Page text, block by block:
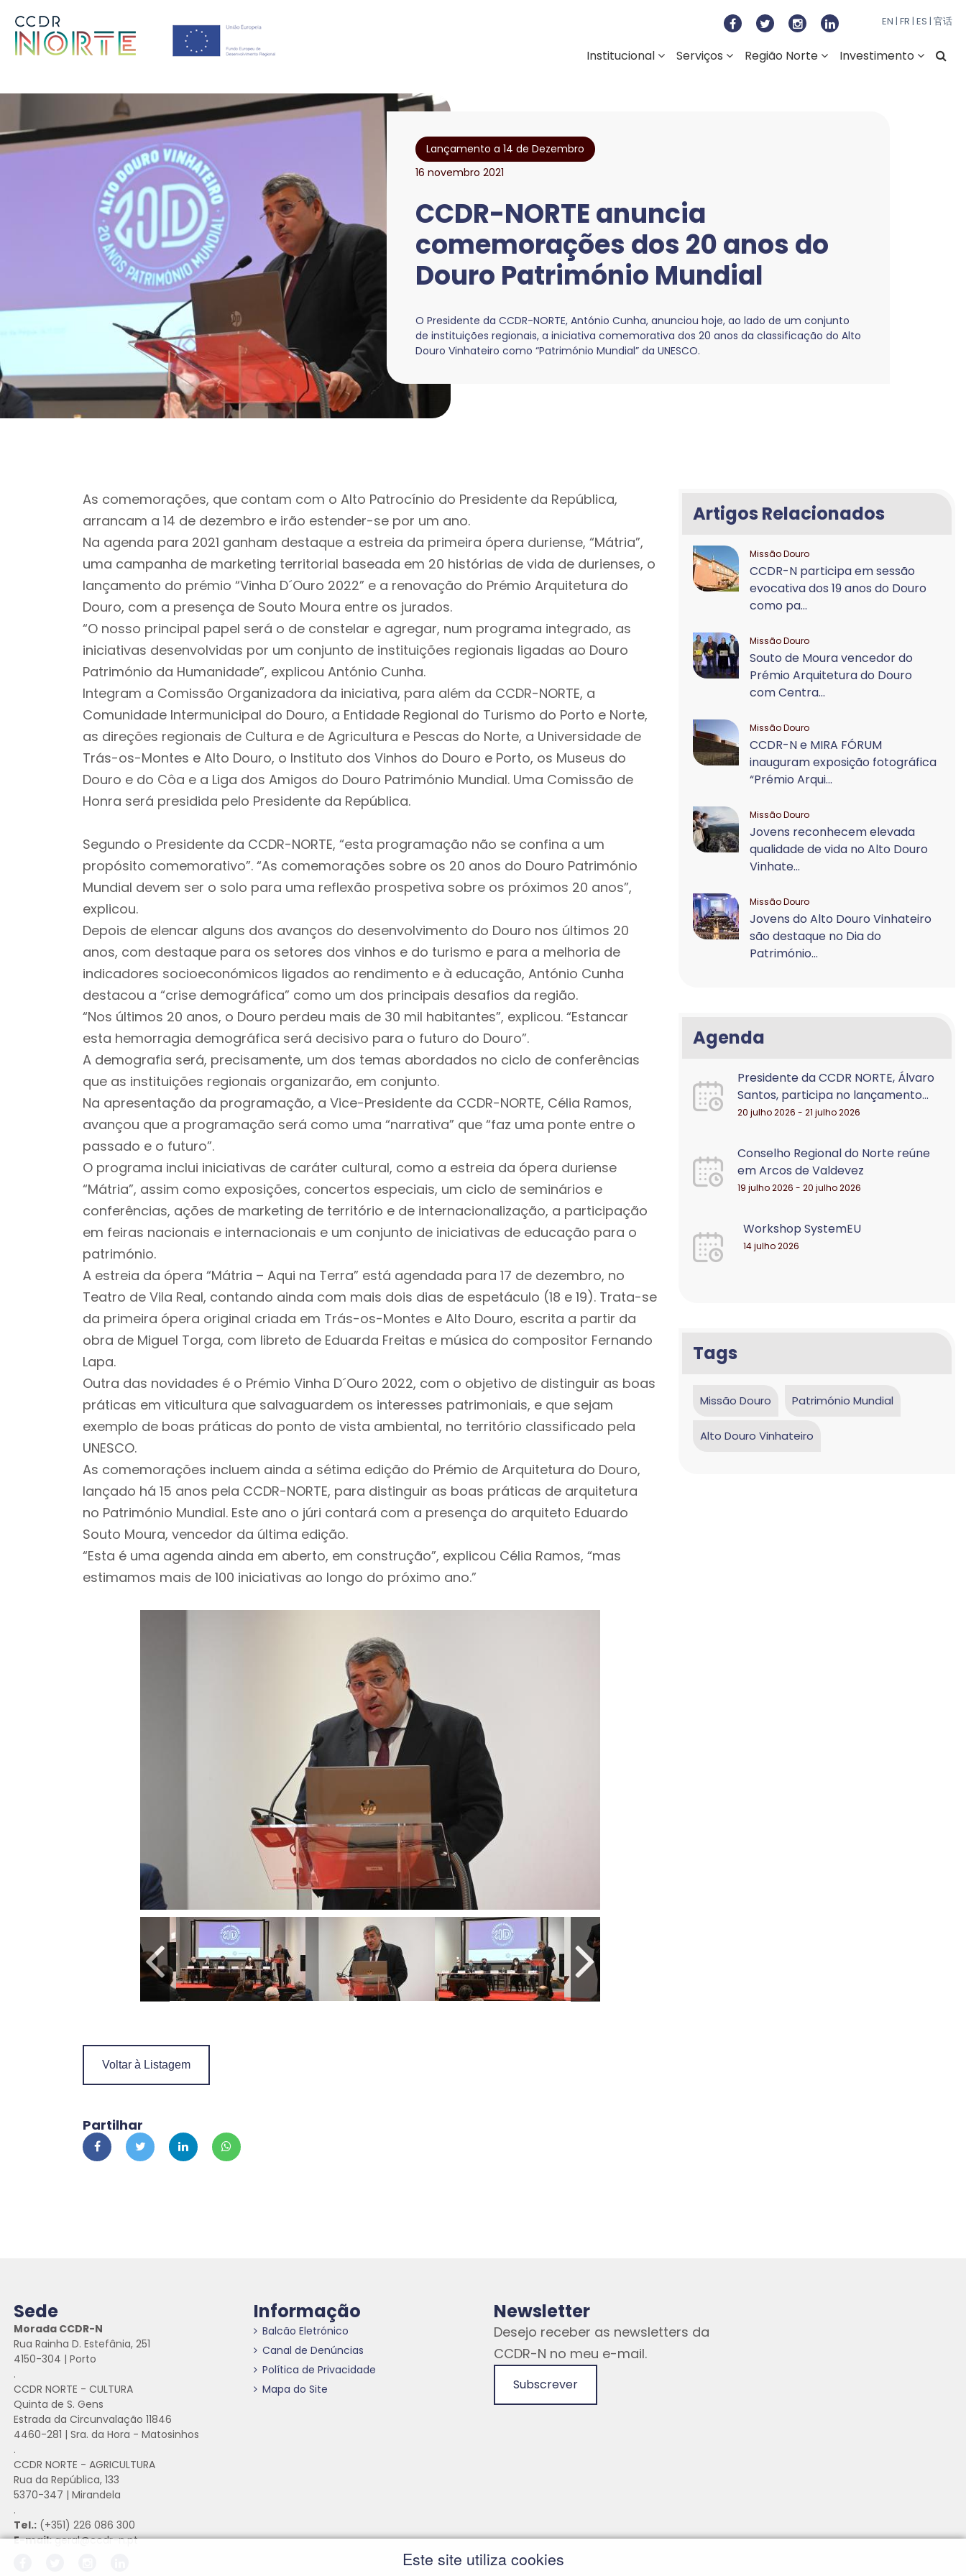
Comissão de Coordenação e Desenvolvimento Regional do Norte EN | FR | ES | 官话
Institucional Serviços Região Norte Investimento
Lançamento a 14 de Dezembro
16 novembro 2021
CCDR-NORTE anuncia
comemorações dos 20 anos do
Douro Património Mundial
O Presidente da CCDR-NORTE, António Cunha, anunciou hoje, ao lado de um conjunto
de instituições regionais, a iniciativa comemorativa dos 20 anos da classificação do Alto
Douro Vinhateiro como “Património Mundial” da UNESCO.
As comemorações, que contam com o Alto Patrocínio do Presidente da República,
arrancam a 14 de dezembro e irão estender-se por um ano.
Na agenda para 2021 ganham destaque a estreia da primeira ópera duriense, “Mátria”,
uma campanha de marketing territorial baseada em 20 histórias de vida de durienses, o
lançamento do prémio “Vinha D´Ouro 2022” e a renovação do Prémio Arquitetura do
Douro, com a presença de Souto Moura entre os jurados.
“O nosso principal papel será o de constelar e agregar, num programa integrado, as
iniciativas desenvolvidas por um conjunto de instituições regionais ligadas ao Douro
Património da Humanidade”, explicou António Cunha.
Integram a Comissão Organizadora da iniciativa, para além da CCDR-NORTE, a
Comunidade Intermunicipal do Douro, a Entidade Regional do Turismo do Porto e Norte,
as direções regionais de Cultura e de Agricultura e Pescas do Norte, a Universidade de
Trás-os-Montes e Alto Douro, o Instituto dos Vinhos do Douro e Porto, os Museus do
Douro e do Côa e a Liga dos Amigos do Douro Património Mundial. Uma Comissão de
Honra será presidida pelo Presidente da República.
Segundo o Presidente da CCDR-NORTE, “esta programação não se confina a um
propósito comemorativo”. “As comemorações sobre os 20 anos do Douro Património
Mundial devem ser o solo para uma reflexão prospetiva sobre os próximos 20 anos”,
explicou.
Depois de elencar alguns dos avanços do desenvolvimento do Douro nos últimos 20
anos, com destaque para os setores dos vinhos e do turismo e para a melhoria de
indicadores socioeconómicos ligados ao rendimento e à educação, António Cunha
destacou a “crise demográfica” como um dos principais desafios da região.
“Nos últimos 20 anos, o Douro perdeu mais de 30 mil habitantes”, explicou. “Estancar
esta hemorragia demográfica será decisivo para o futuro do Douro”.
A demografia será, precisamente, um dos temas abordados no ciclo de conferências
que as instituições regionais organizarão, em conjunto.
Na apresentação da programação, a Vice-Presidente da CCDR-NORTE, Célia Ramos,
avançou que a programação será como uma “narrativa” que “faz uma ponte entre o
passado e o futuro”.
O programa inclui iniciativas de caráter cultural, como a estreia da ópera duriense
“Mátria”, assim como exposições, concertos especiais, um ciclo de seminários e
conferências, ações de marketing de território e de internacionalização, a participação
em feiras nacionais e internacionais e um conjunto de iniciativas de educação para o
património.
A estreia da ópera “Mátria – Aqui na Terra” está agendada para 17 de dezembro, no
Teatro de Vila Real, contando ainda com mais dois dias de espetáculo (18 e 19). Trata-se
da primeira ópera original criada em Trás-os-Montes e Alto Douro, escrita a partir da
obra de Miguel Torga, com libreto de Eduarda Freitas e música do compositor Fernando
Lapa.
Outra das novidades é o Prémio Vinha D´Ouro 2022, com o objetivo de distinguir as boas
práticas em viticultura que salvaguardem os interesses patrimoniais, e que sejam
exemplo de boas práticas do ponto de vista ambiental, no território classificado pela
UNESCO.
As comemorações incluem ainda a sétima edição do Prémio de Arquitetura do Douro,
lançado há 15 anos pela CCDR-NORTE, para distinguir as boas práticas de arquitetura
no Património Mundial. Este ano o júri contará com a presença do arquiteto Eduardo
Souto Moura, vencedor da última edição.
“Esta é uma agenda ainda em aberto, em construção”, explicou Célia Ramos, “mas
estimamos mais de 100 iniciativas ao longo do próximo ano.”
Voltar à Listagem
Partilhar
Artigos Relacionados
Missão Douro
CCDR-N participa em sessão
evocativa dos 19 anos do Douro
como pa...
Missão Douro
Souto de Moura vencedor do
Prémio Arquitetura do Douro
com Centra...
Missão Douro
CCDR-N e MIRA FÓRUM
inauguram exposição fotográfica
“Prémio Arqui...
Missão Douro
Jovens reconhecem elevada
qualidade de vida no Alto Douro
Vinhate...
Missão Douro
Jovens do Alto Douro Vinhateiro
são destaque no Dia do
Património...
Agenda
Presidente da CCDR NORTE, Álvaro
Santos, participa no lançamento...
20 julho 2026 - 21 julho 2026
Conselho Regional do Norte reúne
em Arcos de Valdevez
19 julho 2026 - 20 julho 2026
Workshop SystemEU
14 julho 2026
Tags
Missão Douro Património Mundial
Alto Douro Vinhateiro
Sede
Morada CCDR-N
Rua Rainha D. Estefânia, 251
4150-304 | Porto
.
CCDR NORTE - CULTURA
Quinta de S. Gens
Estrada da Circunvalação 11846
4460-281 | Sra. da Hora - Matosinhos
.
CCDR NORTE - AGRICULTURA
Rua da República, 133
5370-347 | Mirandela
.
Tel.: (+351) 226 086 300
E-mail:geral@ccdr-n.pt
Informação
Balcão Eletrónico
Canal de Denúncias
Política de Privacidade
Mapa do Site
Newsletter
Desejo receber as newsletters da
CCDR-N no meu e-mail.
Subscrever
Este site utiliza cookies